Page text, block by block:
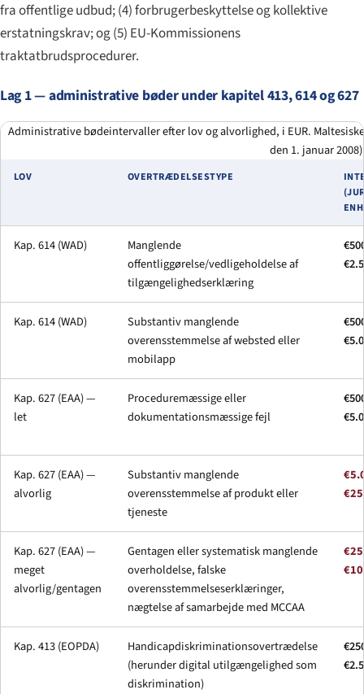
fra offentlige udbud; (4) forbrugerbeskyttelse og kollektive
erstatningskrav; og (5) EU-Kommissionens
traktatbrudsprocedurer.
Lag 1 — administrative bøder under kapitel 413, 614 og 627
Administrative bødeintervaller efter lov og alvorlighed, i EUR.
den 1. januar
LOV OVERTRÆDELSESTYPE
Kap. 614 (WAD)
Manglende
offentliggørelse/vedligeholdelse af
tilgængelighedserklæring
Kap. 614 (WAD)
Substantiv manglende
overensstemmelse af websted eller
mobilapp
Kap. 627 (EAA) —
let
Proceduremæssige eller
dokumentationsmæssige fejl
Kap. 627 (EAA) —
alvorlig
Substantiv manglende
overensstemmelse af produkt eller
tjeneste
Kap. 627 (EAA) —
meget
alvorlig/gentagen
Gentagen eller systematisk manglende
overholdelse, falske
overensstemmelseserklæringer,
nægtelse af samarbejde med MCCAA
Kap. 413 (EOPDA)
Handicapdiskriminationsovertrædelse
(herunder digital utilgængelighed som
diskrimination)